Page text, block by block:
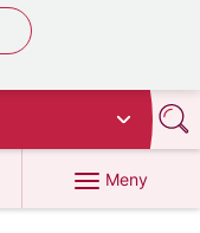
Meny